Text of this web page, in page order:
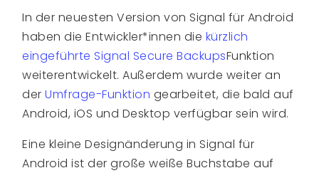
In der neuesten Version von Signal für Android
haben die Entwickler*innen die kürzlich
eingeführte Signal Secure BackupsFunktion
weiterentwickelt. Außerdem wurde weiter an
derUmfrage-Funktion gearbeitet, die bald auf
Android, iOS und Desktop verfügbar sein wird.
Eine kleine Designänderung in Signal für
Android ist der große weiße Buchstabe auf